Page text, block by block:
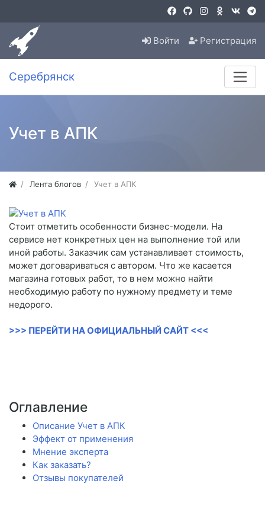
Войти Регистрация
Серебрянск
Учет в АПК
Лента блогов Учет в АПК
Стоит отметить особенности бизнес-модели. На
сервисе нет конкретных цен на выполнение той или
иной работы. Заказчик сам устанавливает стоимость,
может договариваться с автором. Что же касается
магазина готовых работ, то в нем можно найти
необходимую работу по нужному предмету и теме
недорого.
>>> ПЕРЕЙТИ НА ОФИЦИАЛЬНЫЙ САЙТ <<<
Оглавление
Описание Учет в АПК
Эффект от применения
Мнение эксперта
Как заказать?
Отзывы покупателей